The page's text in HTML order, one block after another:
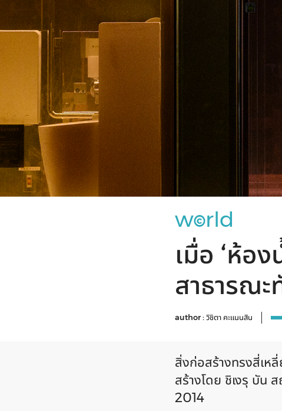
w©rld
เมื่อ ‘ห้อ
สาธารณะ
author :วิชิตา คะแนนสิน
สิ่งก่อสร้างทรงสี่เห
สร้างโดย ชิเงรุ บั
2014